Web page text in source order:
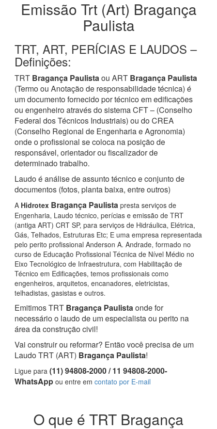
Emissão Trt (Art) Bragança
Paulista
TRT, ART, PERÍCIAS E LAUDOS –
Definições:
TRT Bragança Paulistaou ART Bragança Paulista
(Termo ou Anotação de responsabilidade técnica) é
um documento fornecido por técnico em edificações
ou engenheiro através do sistema CFT – (Conselho
Federal dos Técnicos Industriais) ou do CREA
(Conselho Regional de Engenharia e Agronomia)
onde o profissional se coloca na posição de
responsável, orientador ou fiscalizador de
determinado trabalho.
Laudo é análise de assunto técnico e conjunto de
documentos (fotos, planta baixa, entre outros)
A Hidrotex Bragança Paulista presta serviços de
Engenharia, Laudo técnico, perícias e emissão de TRT
(antiga ART) CRT SP, para serviços de Hidráulica, Elétrica,
Gás, Telhados, Estruturas Etc; E uma empresa representada
pelo perito profissional Anderson A. Andrade, formado no
curso de Educação Profissional Técnica de Nível Médio no
Eixo Tecnológico de Infraestrutura, com Habilitação de
Técnico em Edificações, temos profissionais como
engenheiros, arquitetos, encanadores, eletricistas,
telhadistas, gasistas e outros.
Emitimos TRT Bragança Paulistaonde for
necessário o laudo de um especialista ou perito na
área da construção civil!
Vai construir ou reformar? Então você precisa de um
Laudo TRT (ART) Bragança Paulista!
Ligue para (11) 94808-2000 / 11 94808-2000-
WhatsApp ou entre em contato por E-mail
O que é TRT Bragança